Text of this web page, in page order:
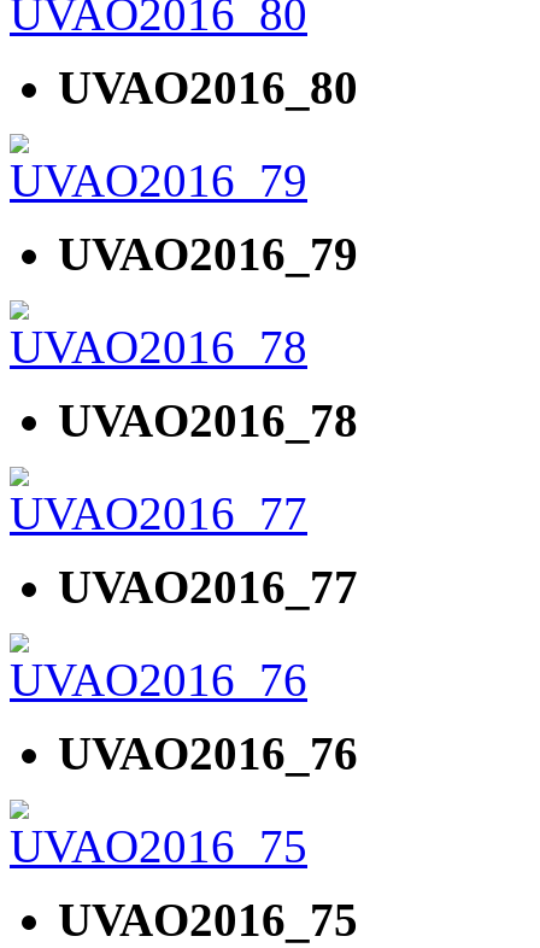
UVAO2016_80
UVAO2016_79
UVAO2016_78
UVAO2016_77
UVAO2016_76
UVAO2016_75